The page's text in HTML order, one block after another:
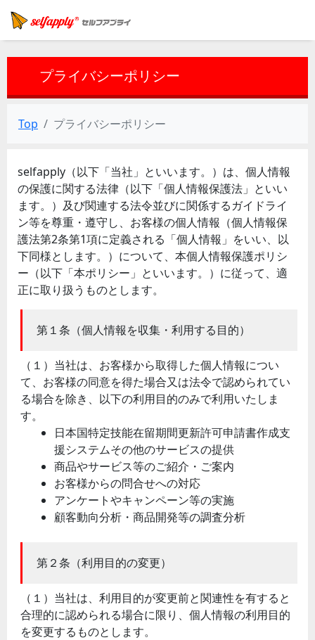
プライバシーポリシー
Top プライバシーポリシー
selfapply（以下「当社」といいます。）は、個人情報
の保護に関する法律（以下「個人情報保護法」といい
ます。）及び関連する法令並びに関係するガイドライ
ン等を尊重・遵守し、お客様の個人情報（個人情報保
護法第2条第1項に定義される「個人情報」をいい、以
下同様とします。）について、本個人情報保護ポリシ
ー（以下「本ポリシー」といいます。）に従って、適
正に取り扱うものとします。
第１条（個人情報を収集・利用する目的）
（１）当社は、お客様から取得した個人情報につい
て、お客様の同意を得た場合又は法令で認められてい
る場合を除き、以下の利用目的のみで利用いたしま
す。
日本国特定技能在留期間更新許可申請書作成支
援システムその他のサービスの提供
商品やサービス等のご紹介・ご案内
お客様からの問合せへの対応
アンケートやキャンペーン等の実施
顧客動向分析・商品開発等の調査分析
第２条（利用目的の変更）
（１）当社は、利用目的が変更前と関連性を有すると
合理的に認められる場合に限り、個人情報の利用目的
を変更するものとします。